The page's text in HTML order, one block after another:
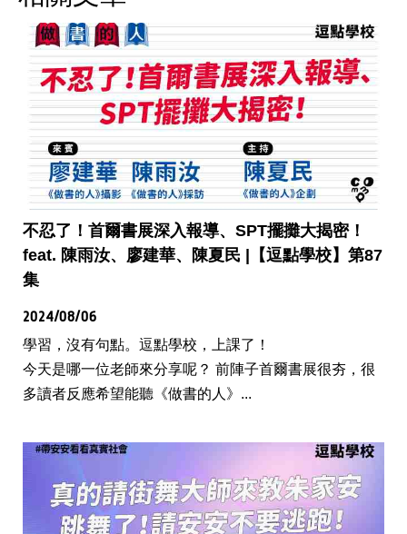
不忍了！首爾書展深入報導、SPT擺攤大揭密！
feat. 陳雨汝、廖建華、陳夏民 |【逗點學校】第87
集
2024/08/06
學習，沒有句點。逗點學校，上課了！
今天是哪一位老師來分享呢？ 前陣子首爾書展很夯，很
多讀者反應希望能聽《做書的人》...